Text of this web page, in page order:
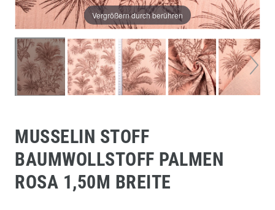
Vergrößern durch berühren
MUSSELIN STOFF
BAUMWOLLSTOFF PALMEN
ROSA 1,50M BREITE